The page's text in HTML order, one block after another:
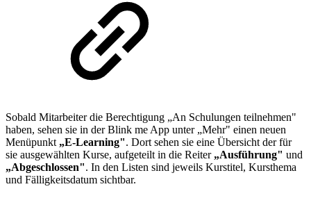
Sobald Mitarbeiter die Berechtigung „An Schulungen teilnehmen"
haben, sehen sie in der Blink me App unter „Mehr" einen neuen
Menüpunkt „E-Learning". Dort sehen sie eine Übersicht der für
sie ausgewählten Kurse, aufgeteilt in die Reiter „Ausführung" und
„Abgeschlossen". In den Listen sind jeweils Kurstitel, Kursthema
und Fälligkeitsdatum sichtbar.